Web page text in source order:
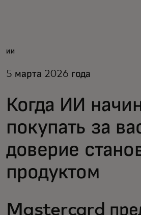
Новости и тренды
ИИ
5 марта 2026 года
Когда ИИ
покупать за
доверие
продуктом
Mastercard